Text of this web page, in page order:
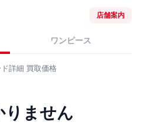
店舗案内
ワンピース
詳細 買取価格
りません